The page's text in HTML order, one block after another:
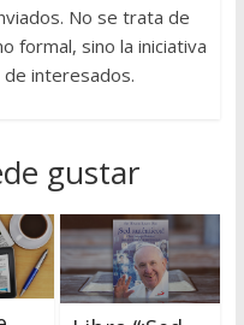
No se trata de
formal, sino la iniciativa
interesados.
gustar